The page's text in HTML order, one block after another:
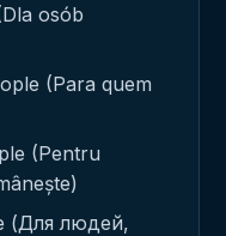
osób
(Para quem
(Pentru
(Для людей,